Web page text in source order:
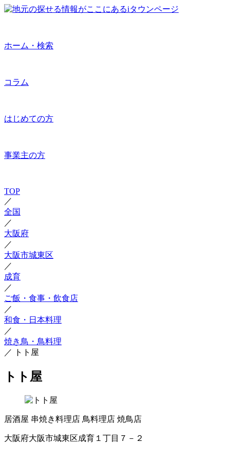
ホーム・検索
コラム
はじめての方
事業主の方
TOP
／
全国
／
大阪府
／
大阪市城東区
／
成育
／
ご飯・食事・飲食店
／
和食・日本料理
／
焼き鳥・鳥料理
／
トト屋
トト屋
居酒屋 串焼き料理店 鳥料理店 焼鳥店
大阪府大阪市城東区成育１丁目７－２